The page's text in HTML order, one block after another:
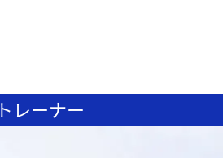
トレーナー